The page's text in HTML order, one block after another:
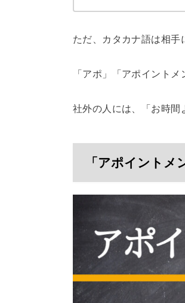
ただ、カタカナ語は相手
「アポ」「アポイント
社外の人には、「お時間
「アポイントメ